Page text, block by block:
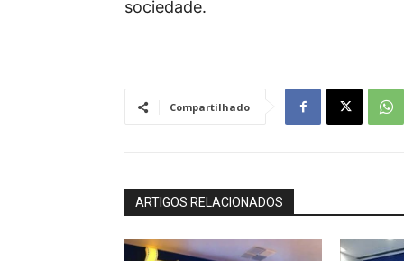
sociedade.
Compartilhado
ARTIGOS RELACIONADOS